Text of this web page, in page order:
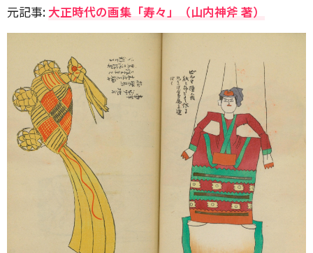
元記事:大正時代の画集「寿々」（山内神斧 著）